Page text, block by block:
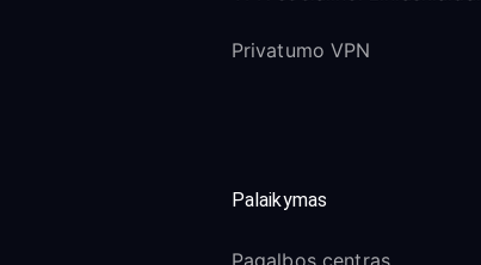
Privatumo VPN
Palaikymas
Pagalbos centras